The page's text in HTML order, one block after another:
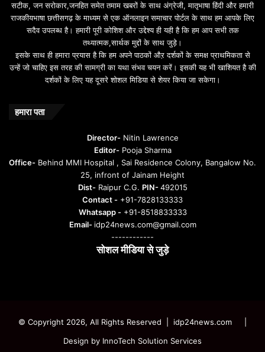
सटीक, जन सरोकार,जनहित समेत तमाम खबरों के साथ अंग्रेजी, मातृभाषा हिंदी और हमारी
राजकीयभाषा छत्तीसगढ़ के माध्यम से एक ऑनलाइन समाचार पोर्टल के साथ हम आपके लिए
सदैव उपलब्ध है। हमारी पूरी कोशिश और उद्देश्य ही यही है कि हम आप सभी तक
तथ्यात्मक,सार्थक मुद्दों के साथ जुड़े।
इसके साथ ही हमारा प्रयास है कि हम अपने पाठकों औऱ दर्शकों के समक्ष प्राथमिकता से
उन्हें जो चाहिए इस तरह की सामग्री का यथा संभव चयन करें। इसकी यह भी खाशियत है की
दर्शकों के लिए यह दूसरे शोशल मिडिया से शेयर किया जा सकेगा।
हमारा पता
Director-Nitin Lawrence
Editor-Pooja Sharma
Office- Behind MMI Hospital , Sai Residence Colony, Bangalow No.
25, infront of Jainam Height
Dist-Raipur C.G. PIN-492015
Contact - +91-7828133333
Whatsapp -+91-8518833333
Email- idp24news.com@gmail.com
------------
सोशल मीडिया से जुड़े
© Copyright 2026, All Rights Reserved | idp24news.com
Design by InnoTech Solution Services